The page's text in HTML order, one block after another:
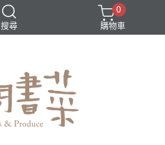
搜尋
0
購物車